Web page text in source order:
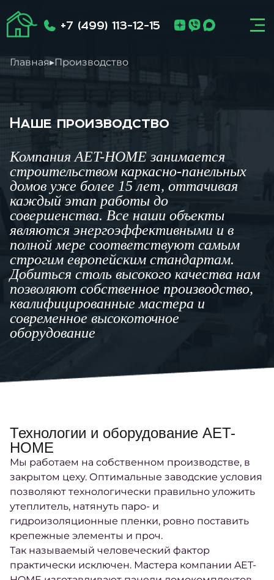
+7 (499) 113-12-15
Главная▸Производство
Наше производство
Компания AET-HOME занимается
строительством каркасно-панельных
домов уже более 15 лет, оттачивая
каждый этап работы до
совершенства. Все наши объекты
являются энергоэффективными и в
полной мере соответствуют самым
строгим европейским стандартам.
Добиться столь высокого качества нам
позволяют собственное производство,
квалифицированные мастера и
современное высокоточное
оборудование
Технологии и оборудование AET-
HOME
Мы работаем на собственном производстве, в
закрытом цеху. Оптимальные заводские условия
позволяют технологически правильно уложить
утеплитель, натянуть паро- и
гидроизоляционные пленки, ровно поставить
крепежные элементы и проч.
Так называемый человеческий фактор
практически исключен. Мастера компании AET-